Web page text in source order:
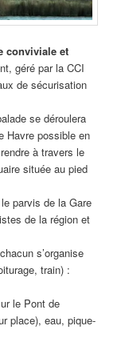
conviviale et
géré par la CCI
de sécurisation
se déroulera
Havre possible en
à travers le
située au pied
parvis de la Gare
de la région et
s’organise
train) :
le Pont de
place), eau, pique-